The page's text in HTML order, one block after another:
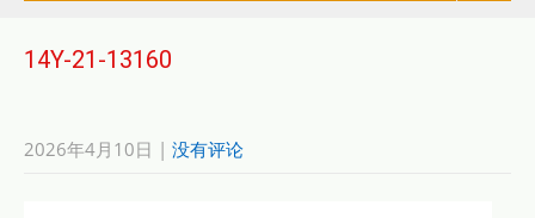
14Y-21-13160
2026年4月10日 | 没有评论